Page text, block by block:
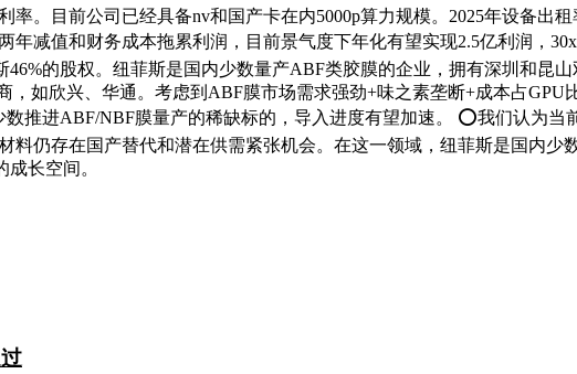
。目前公司已经具备nv和国产卡在内5000p算力规模。2025年设备出
年减值和财务成本拖累利润，目前景气度下年化有望实现2.5亿利润，
的股权。纽菲斯是国内少数量产ABF类胶膜的企业，拥有深圳和昆
如欣兴、华通。考虑到ABF膜市场需求强劲+味之素垄断+成本占GPU
推进ABF/NBF膜量产的稀缺标的，导入进度有望加速。 ⭕我们认为当
仍存在国产替代和潜在供需紧张机会。在这一领域，纽菲斯是国内少
长空间。